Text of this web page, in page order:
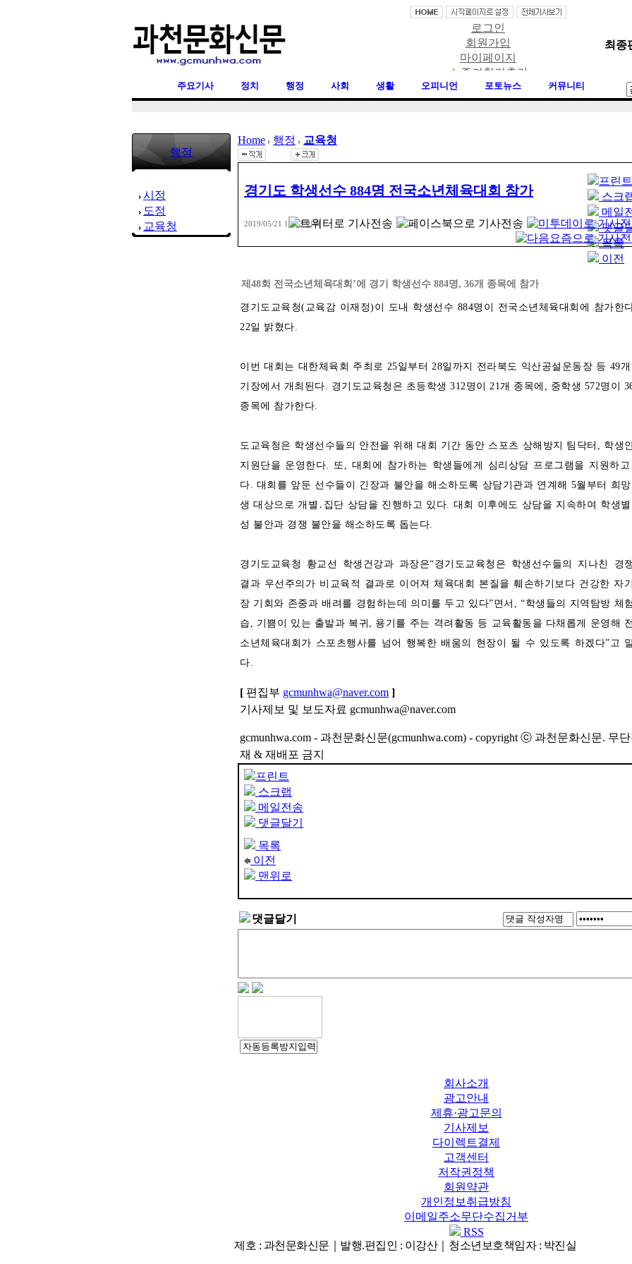
로그인
회원가입
마이페이지
즐겨찾기추가
최종
주요기사 정치 행정 사회 생활 오피니언 포토뉴스 커뮤니티
행정
시정
도정
교육청
Home 행정 교육청
프린트
스크
메일
댓글
목록
이전
경기도 학생선수 884명 전국소년체육대회 참가
2019/05/21 14:23입력
제48회 전국소년체육대회’에 경기 학생선수 884명, 36개 종목에 참가
경기도교육청(교육감 이재정)이 도내 학생선수 884명이 전국소년체육대회에 참가한
22일 밝혔다.
이번 대회는 대한체육회 주최로 25일부터 28일까지 전라북도 익산공설운동장 등 49개
기장에서 개최된다. 경기도교육청은 초등학생 312명이 21개 종목에, 중학생 572명이
종목에 참가한다.
도교육청은 학생선수들의 안전을 위해 대회 기간 동안 스포츠 상해방지 팀닥터, 학생
지원단을 운영한다. 또, 대회에 참가하는 학생들에게 심리상담 프로그램을 지원하고
다. 대회를 앞둔 선수들이 긴장과 불안을 해소하도록 상담기관과 연계해 5월부터 희
생 대상으로 개별․집단 상담을 진행하고 있다. 대회 이후에도 상담을 지속하여 학생
성 불안과 경쟁 불안을 해소하도록 돕는다.
경기도교육청 황교선 학생건강과 과장은“경기도교육청은 학생선수들의 지나친 경
결과 우선주의가 비교육적 결과로 이어져 체육대회 본질을 훼손하기보다 건강한 자
장 기회와 존중과 배려를 경험하는데 의미를 두고 있다”면서, “학생들의 지역탐방 체
습, 기쁨이 있는 출발과 복귀, 용기를 주는 격려활동 등 교육활동을 다채롭게 운영해
소년체육대회가 스포츠행사를 넘어 행복한 배움의 현장이 될 수 있도록 하겠다”고
다.
[ 편집부 gcmunhwa@naver.com ]
기사제보 및 보도자료 gcmunhwa@naver.com
gcmunhwa.com - 과천문화신문(gcmunhwa.com) - copyright ⓒ 과천문화신문. 무단
재 & 재배포 금지
프린트
스크랩
메일전송
댓글달기
목록
이전
맨위로
댓글달기
회사소개
광고안내
제휴·광고문의
기사제보
다이렉트결제
고객센터
저작권정책
회원약관
개인정보취급방침
이메일주소무단수집거부
RSS
제호 : 과천문화신문｜발행.편집인 : 이강산｜청소년보호책임자 : 박진실